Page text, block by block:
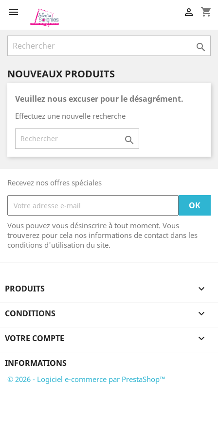
 shopping_cart


NOUVEAUX PRODUITS
Veuillez nous excuser pour le désagrément.
Effectuez une nouvelle recherche

Recevez nos offres spéciales
Vous pouvez vous désinscrire à tout moment. Vous
trouverez pour cela nos informations de contact dans les
conditions d'utilisation du site.
PRODUITS 
CONDITIONS 
VOTRE COMPTE 
INFORMATIONS
© 2026 - Logiciel e-commerce par PrestaShop™